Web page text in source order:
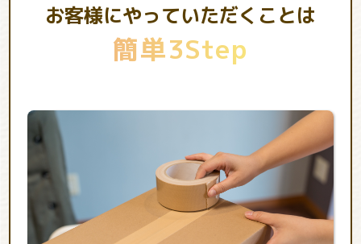
お客様にやっていただくことは
簡単3Step